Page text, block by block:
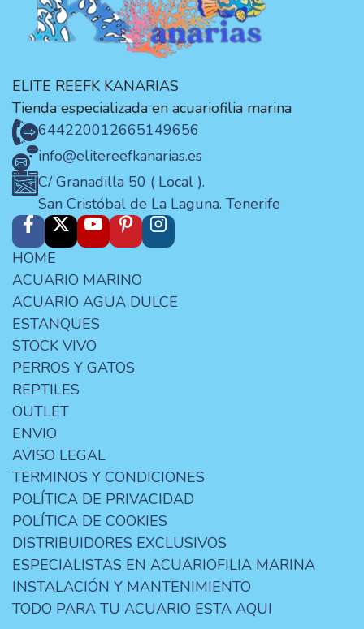
ELITE REEFK KANARIAS
Tienda especializada en acuariofilia marina
644220012665149656
info@elitereefkanarias.es
C/ Granadilla 50 ( Local ).
San Cristóbal de La Laguna. Tenerife
HOME
ACUARIO MARINO
ACUARIO AGUA DULCE
ESTANQUES
STOCK VIVO
PERROS Y GATOS
REPTILES
OUTLET
ENVIO
AVISO LEGAL
TERMINOS Y CONDICIONES
POLÍTICA DE PRIVACIDAD
POLÍTICA DE COOKIES
DISTRIBUIDORES EXCLUSIVOS
ESPECIALISTAS EN ACUARIOFILIA MARINA
INSTALACIÓN Y MANTENIMIENTO
TODO PARA TU ACUARIO ESTA AQUI